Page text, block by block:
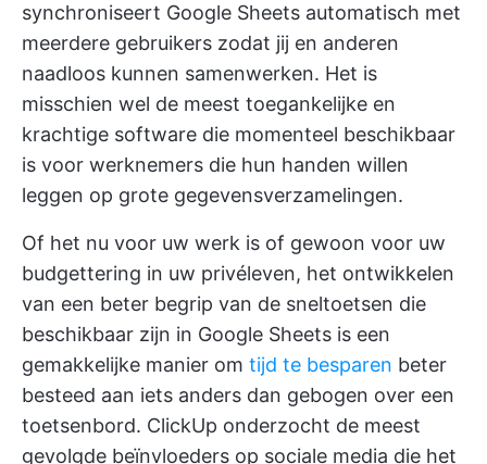
synchroniseert Google Sheets automatisch met
meerdere gebruikers zodat jij en anderen
naadloos kunnen samenwerken. Het is
misschien wel de meest toegankelijke en
krachtige software die momenteel beschikbaar
is voor werknemers die hun handen willen
leggen op grote gegevensverzamelingen.
Of het nu voor uw werk is of gewoon voor uw
budgettering in uw privéleven, het ontwikkelen
van een beter begrip van de sneltoetsen die
beschikbaar zijn in Google Sheets is een
gemakkelijke manier om tijd te besparen beter
besteed aan iets anders dan gebogen over een
toetsenbord. ClickUp onderzocht de meest
gevolgde beïnvloeders op sociale media die het